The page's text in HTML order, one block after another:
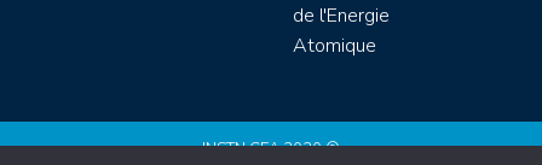
de l'Energie
Atomique
INSTN CEA 2020 ©